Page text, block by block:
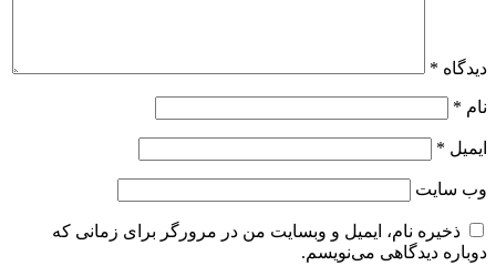
دیدگاه *
نام *
ایمیل *
وب‌ سایت
ذخیره نام، ایمیل و وبسایت من در مرورگر برای زمانی که
دوباره دیدگاهی می‌نویسم.